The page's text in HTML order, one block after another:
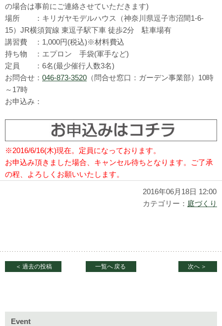
の場合は事前にご連絡させていただきます)
場所 ：キリガヤモデルハウス（神奈川県逗子市沼間1-6-
15）JR横須賀線 東逗子駅下車 徒歩2分 駐車場有
講習費 ：1,000円(税込)※材料費込
持ち物 ：エプロン 手袋(軍手など)
定員 ：6名(最少催行人数3名)
お問合せ： 046-873-3520 （問合せ窓口：ガーデン事業部）10時
～17時
お申込み：
※2016/6/16(木)現在。定員になっております。
お申込み頂きました場合、キャンセル待ちとなります。ご了承
の程、よろしくお願いいたします。
2016年06月18日 12:00
カテゴリー： 庭づくり
＜ 過去の投稿 一覧へ 戻る 次へ ＞
Event